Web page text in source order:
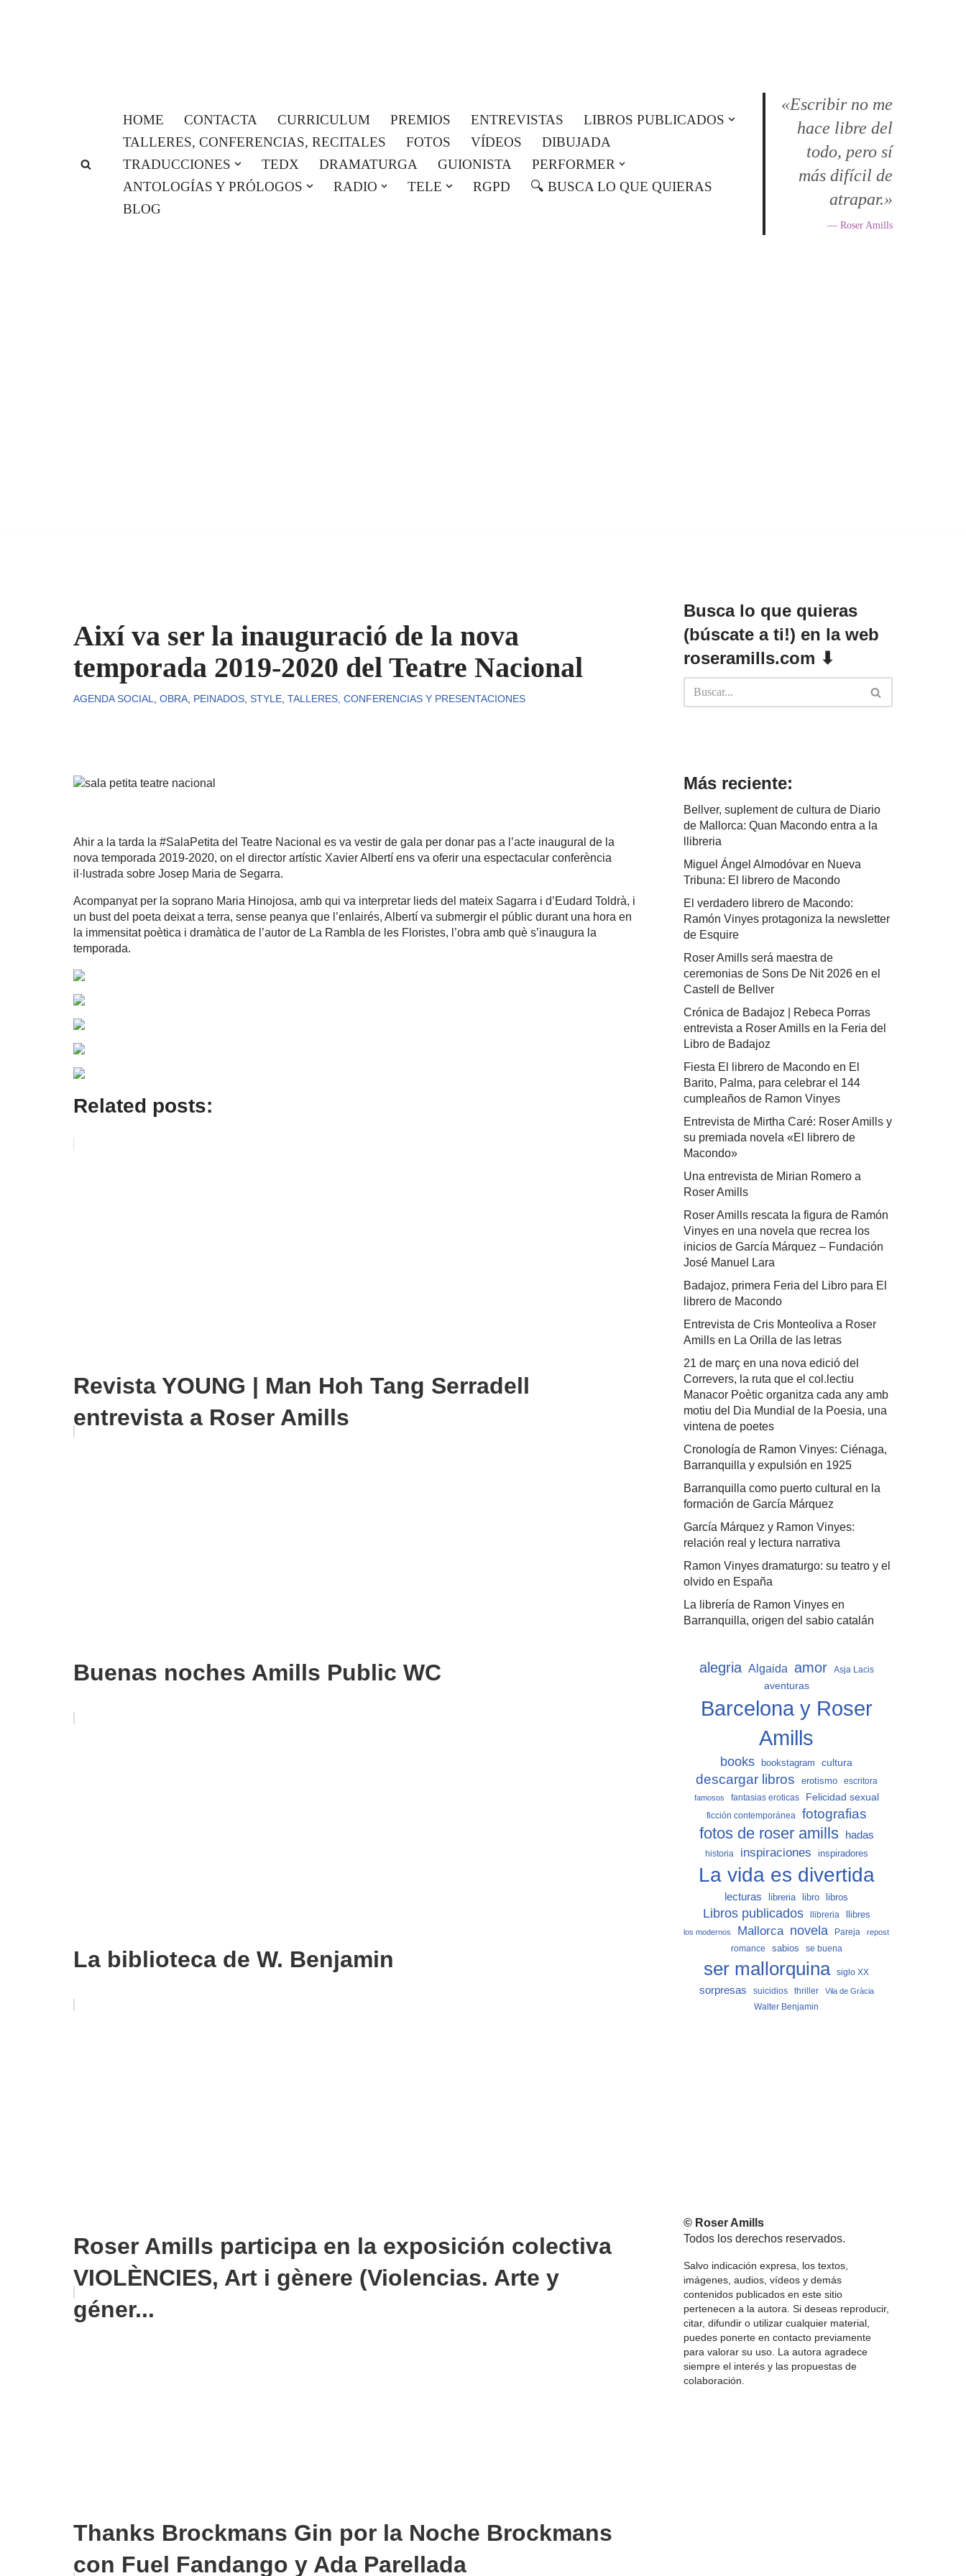
HOME CONTACTA CURRICULUM PREMIOS ENTREVISTAS
LIBROS PUBLICADOS
TALLERES, CONFERENCIAS, RECITALES
FOTOS VÍDEOS
DIBUJADA
TRADUCCIONES
TEDX DRAMATURGA GUIONISTA
PERFORMER
ANTOLOGÍAS Y PRÓLOGOS
RADIO TELE RGPD
🔍 BUSCA LO QUE QUIERAS
BLOG
«Escribir no me
hace libre del
todo, pero sí
más difícil de
atrapar.»
— Roser Amills
Així va ser la inauguració de la nova
temporada 2019-2020 del Teatre Nacional
AGENDA SOCIAL OBRA PEINADOS STYLE TALLERES, CONFERENCIAS Y PRESENTACIONES
Ahir a la tarda la #SalaPetita del Teatre Nacional es va vestir de gala per donar pas a l’acte inaugural de la
nova temporada 2019-2020, on el director artístic Xavier Albertí ens va oferir una espectacular conferència
il·lustrada sobre Josep Maria de Segarra.
Acompanyat per la soprano Maria Hinojosa, amb qui va interpretar lieds del mateix Sagarra i d’Eudard Toldrà, i
un bust del poeta deixat a terra, sense peanya que l’enlairés, Albertí va submergir el públic durant una hora en
la immensitat poètica i dramàtica de l’autor de La Rambla de les Floristes, l’obra amb què s’inaugura la
temporada.
Related posts:
Revista YOUNG | Man Hoh Tang Serradell
entrevista a Roser Amills
Buenas noches Amills Public WC
La biblioteca de W. Benjamin
Roser Amills participa en la exposición colectiva
VIOLÈNCIES, Art i gènere (Violencias. Arte y
géner...
Thanks Brockmans Gin por la Noche Brockmans
con Fuel Fandango y Ada Parellada
Busca lo que quieras
(búscate a ti!) en la web
roseramills.com ⬇
Más reciente:
Bellver, suplement de cultura de Diario
de Mallorca: Quan Macondo entra a la
llibreria
Miguel Ángel Almodóvar en Nueva
Tribuna: El librero de Macondo
El verdadero librero de Macondo:
Ramón Vinyes protagoniza la newsletter
de Esquire
Roser Amills será maestra de
ceremonias de Sons De Nit 2026 en el
Castell de Bellver
Crónica de Badajoz | Rebeca Porras
entrevista a Roser Amills en la Feria del
Libro de Badajoz
Fiesta El librero de Macondo en El
Barito, Palma, para celebrar el 144
cumpleaños de Ramon Vinyes
Entrevista de Mirtha Caré: Roser Amills y
su premiada novela «El librero de
Macondo»
Una entrevista de Mirian Romero a
Roser Amills
Roser Amills rescata la figura de Ramón
Vinyes en una novela que recrea los
inicios de García Márquez – Fundación
José Manuel Lara
Badajoz, primera Feria del Libro para El
librero de Macondo
Entrevista de Cris Monteoliva a Roser
Amills en La Orilla de las letras
21 de març en una nova edició del
Correvers, la ruta que el col.lectiu
Manacor Poètic organitza cada any amb
motiu del Dia Mundial de la Poesia, una
vintena de poetes
Cronología de Ramon Vinyes: Ciénaga,
Barranquilla y expulsión en 1925
Barranquilla como puerto cultural en la
formación de García Márquez
García Márquez y Ramon Vinyes:
relación real y lectura narrativa
Ramon Vinyes dramaturgo: su teatro y el
olvido en España
La librería de Ramon Vinyes en
Barranquilla, origen del sabio catalán
alegria Algaida amor Asja Lacis
aventuras
Barcelona y Roser
Amills
books bookstagram cultura
descargar libros erotismo escritora
famosos fantasias eroticas Felicidad sexual
ficción contemporánea fotografias
fotos de roser amills hadas
historia inspiraciones inspiradores
La vida es divertida
lecturas libreria libro libros
Libros publicados llibreria llibres
los modernos Mallorca novela Pareja repost
romance sabios se buena
ser mallorquina siglo XX
sorpresas suicidios thriller
Vila de Gràcia
Walter Benjamin
© Roser Amills
Todos los derechos reservados.
Salvo indicación expresa, los textos,
imágenes, audios, vídeos y demás
contenidos publicados en este sitio
pertenecen a la autora. Si deseas reproducir,
citar, difundir o utilizar cualquier material,
puedes ponerte en contacto previamente
para valorar su uso. La autora agradece
siempre el interés y las propuestas de
colaboración.